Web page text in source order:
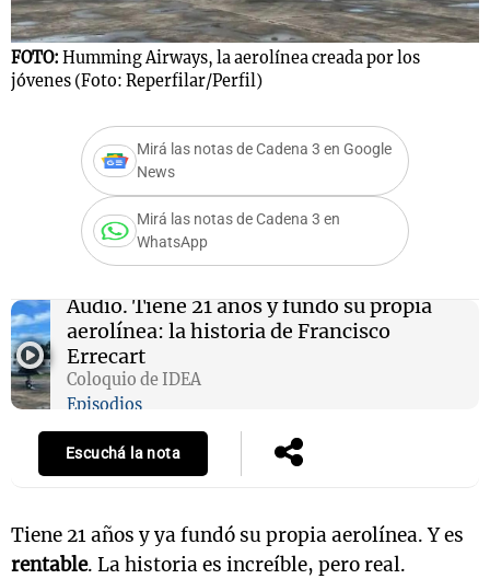
FOTO: Humming Airways, la aerolínea creada por los
jóvenes (Foto: Reperfilar/Perfil)
Mirá las notas de Cadena 3 en Google
News
Mirá las notas de Cadena 3 en
WhatsApp
Audio. Tiene 21 años y fundó su propia
aerolínea: la historia de Francisco
Errecart
Coloquio de IDEA
Episodios
Escuchá la nota
Tiene 21 años y ya fundó su propia aerolínea. Y es
rentable. La historia es increíble, pero real.
Mundial 2026
La Sole en
Cadena 3